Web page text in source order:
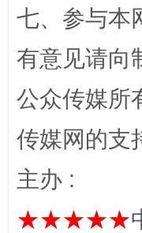
七、参与本
有意见请向
公众传媒所
传媒网的支
主办 :
★★★★★